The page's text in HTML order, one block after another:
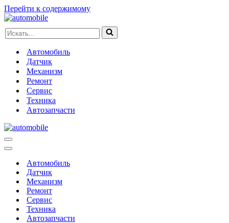
Перейти к содержимому
Искать...
Автомобиль
Датчик
Механизм
Ремонт
Сервис
Техника
Автозапчасти
Меню
навигации
Меню
навигацииАвтомобиль
Датчик
Механизм
Ремонт
Сервис
Техника
Автозапчасти